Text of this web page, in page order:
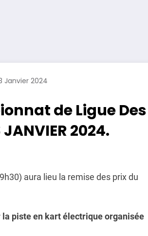
Janvier 2024
de Ligue Des
2024.
aura lieu la remise des prix du
piste en kart électrique organisée